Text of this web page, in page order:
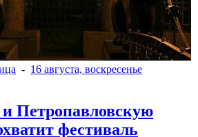
- 16 августа, воскресенье
Петропавловскую
фестиваль